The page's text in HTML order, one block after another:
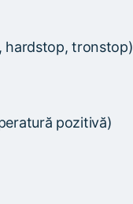
hardstop, tronstop)
pozitivă)